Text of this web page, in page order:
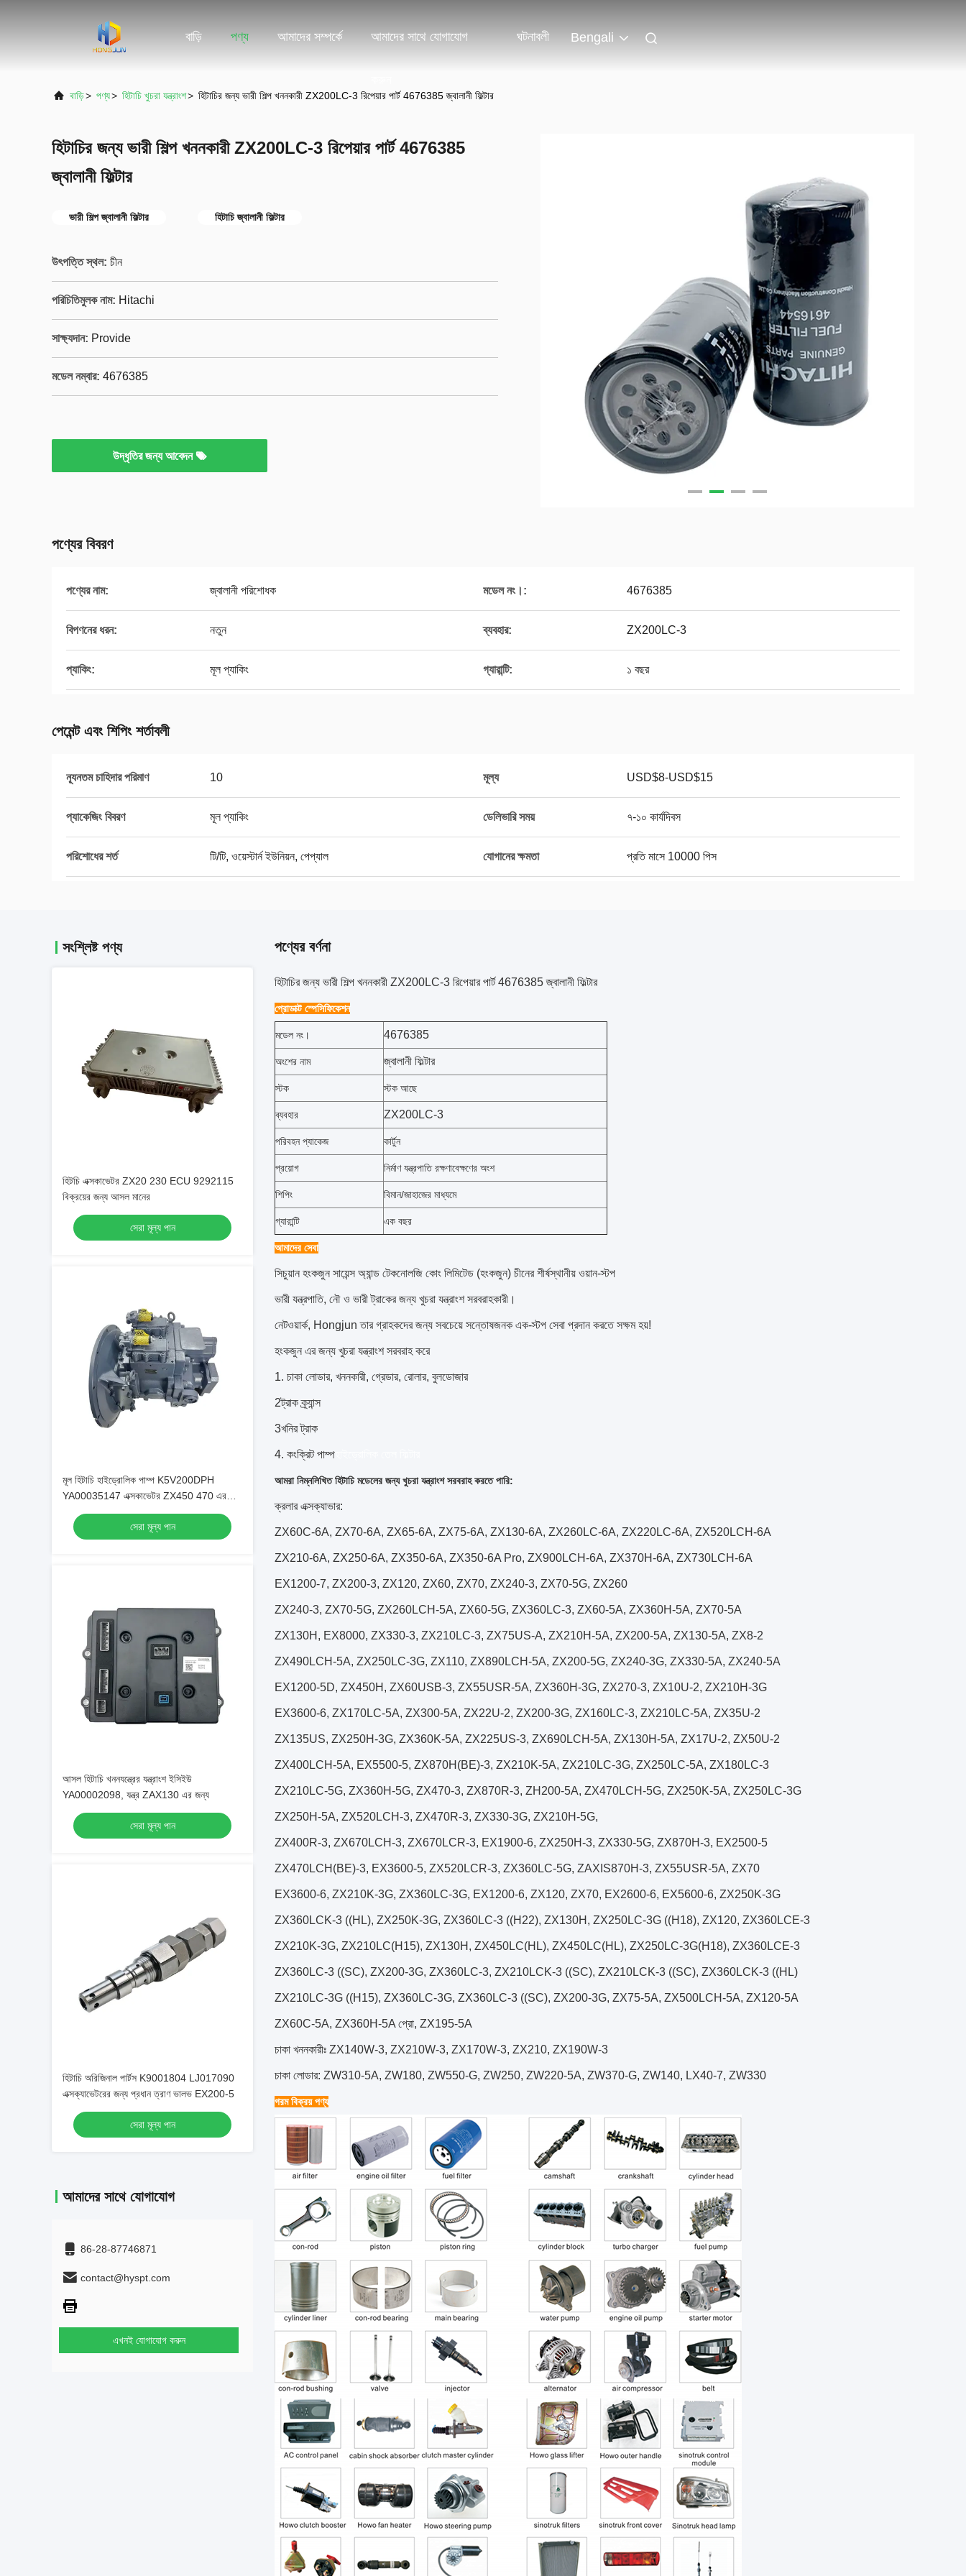
বাড়ি পণ্য আমাদের সম্পর্কে আমাদের সাথে যোগাযোগ ঘটনাবলী Bengali
বাড়ি> পণ্য> হিটাচি খুচরা যন্ত্রাংশ> হিটাচির জন্য ভারী শিল্প খননকারী ZX200LC-3 রিপেয়ার পার্ট 4676385 জ্বালানী ফিল্টার
হিটাচির জন্য ভারী শিল্প খননকারী ZX200LC-3 রিপেয়ার পার্ট 4676385
জ্বালানী ফিল্টার
ভারী শিল্প জ্বালানী ফিল্টার হিটাচি জ্বালানী ফিল্টার
উৎপত্তি স্থল: চীন
পরিচিতিমুলক নাম: Hitachi
সাক্ষ্যদান: Provide
মডেল নম্বার: 4676385
উদ্ধৃতির জন্য আবেদন
পণ্যের বিবরণ
পণ্যের নাম: জ্বালানী পরিশোধক মডেল নং।: 4676385
বিপণনের ধরন: নতুন ব্যবহার: ZX200LC-3
প্যাকিং: মূল প্যাকিং গ্যারান্টি: ১ বছর
পেমেন্ট এবং শিপিং শর্তাবলী
ন্যূনতম চাহিদার পরিমাণ 10 মূল্য USD$8-USD$15
প্যাকেজিং বিবরণ মূল প্যাকিং ডেলিভারি সময় ৭-১০ কার্যদিবস
পরিশোধের শর্ত টি/টি, ওয়েস্টার্ন ইউনিয়ন, পেপ্যাল যোগানের ক্ষমতা প্রতি মাসে 10000 পিস
সংশ্লিষ্ট পণ্য
হিটচি এক্সকাভেটর ZX20 230 ECU 9292115
বিক্রয়ের জন্য আসল মানের
সেরা মূল্য পান
মূল হিটাচি হাইড্রোলিক পাম্প K5V200DPH
YA00035147 এক্সকাভেটর ZX450 470 এর
সেরা মূল্য পান
আসল হিটাচি খননযন্ত্রের যন্ত্রাংশ ইসিইউ
YA00002098, যন্ত্র ZAX130 এর জন্য
সেরা মূল্য পান
হিটাচি অরিজিনাল পার্টস K9001804 LJ017090
এক্সক্যাভেটরের জন্য প্রধান ত্রাণ ভালভ EX200-5
সেরা মূল্য পান
আমাদের সাথে যোগাযোগ
86-28-87746871
contact@hyspt.com
এখনই যোগাযোগ করুন
পণ্যের বর্ণনা
হিটাচির জন্য ভারী শিল্প খননকারী ZX200LC-3 রিপেয়ার পার্ট 4676385 জ্বালানী ফিল্টার
প্রোডাক্ট স্পেসিফিকেশন
মডেল নং। 4676385
অংশের নাম জ্বালানী ফিল্টার
স্টক স্টক আছে
ব্যবহার ZX200LC-3
পরিবহন প্যাকেজ কার্টুন
প্রয়োগ নির্মাণ যন্ত্রপাতি রক্ষণাবেক্ষণের অংশ
শিপিং বিমান/জাহাজের মাধ্যমে
গ্যারান্টি এক বছর
আমাদের সেবা
সিচুয়ান হংকজুন সায়েন্স অ্যান্ড টেকনোলজি কোং লিমিটেড (হংকজুন) চীনের শীর্ষস্থানীয় ওয়ান-স্টপ
ভারী যন্ত্রপাতি, নৌ ও ভারী ট্রাকের জন্য খুচরা যন্ত্রাংশ সরবরাহকারী।
নেটওয়ার্ক, Hongjun তার গ্রাহকদের জন্য সবচেয়ে সন্তোষজনক এক-স্টপ সেবা প্রদান করতে সক্ষম হয়!
হংকজুন এর জন্য খুচরা যন্ত্রাংশ সরবরাহ করে
1. চাকা লোডার, খননকারী, গ্রেডার, রোলার, বুলডোজার
2ট্রাক ক্র্যান্স
3খনির ট্রাক
4. কংক্রিট পাম্প
আমরা নিম্নলিখিত হিটাচি মডেলের জন্য খুচরা যন্ত্রাংশ সরবরাহ করতে পারি:
ক্রলার এক্সক্যাভার:
ZX60C-6A, ZX70-6A, ZX65-6A, ZX75-6A, ZX130-6A, ZX260LC-6A, ZX220LC-6A, ZX520LCH-6A
ZX210-6A, ZX250-6A, ZX350-6A, ZX350-6A Pro, ZX900LCH-6A, ZX370H-6A, ZX730LCH-6A
EX1200-7, ZX200-3, ZX120, ZX60, ZX70, ZX240-3, ZX70-5G, ZX260
ZX240-3, ZX70-5G, ZX260LCH-5A, ZX60-5G, ZX360LC-3, ZX60-5A, ZX360H-5A, ZX70-5A
ZX130H, EX8000, ZX330-3, ZX210LC-3, ZX75US-A, ZX210H-5A, ZX200-5A, ZX130-5A, ZX8-2
ZX490LCH-5A, ZX250LC-3G, ZX110, ZX890LCH-5A, ZX200-5G, ZX240-3G, ZX330-5A, ZX240-5A
EX1200-5D, ZX450H, ZX60USB-3, ZX55USR-5A, ZX360H-3G, ZX270-3, ZX10U-2, ZX210H-3G
EX3600-6, ZX170LC-5A, ZX300-5A, ZX22U-2, ZX200-3G, ZX160LC-3, ZX210LC-5A, ZX35U-2
ZX135US, ZX250H-3G, ZX360K-5A, ZX225US-3, ZX690LCH-5A, ZX130H-5A, ZX17U-2, ZX50U-2
ZX400LCH-5A, EX5500-5, ZX870H(BE)-3, ZX210K-5A, ZX210LC-3G, ZX250LC-5A, ZX180LC-3
ZX210LC-5G, ZX360H-5G, ZX470-3, ZX870R-3, ZH200-5A, ZX470LCH-5G, ZX250K-5A, ZX250LC-3G
ZX250H-5A, ZX520LCH-3, ZX470R-3, ZX330-3G, ZX210H-5G,
ZX400R-3, ZX670LCH-3, ZX670LCR-3, EX1900-6, ZX250H-3, ZX330-5G, ZX870H-3, EX2500-5
ZX470LCH(BE)-3, EX3600-5, ZX520LCR-3, ZX360LC-5G, ZAXIS870H-3, ZX55USR-5A, ZX70
EX3600-6, ZX210K-3G, ZX360LC-3G, EX1200-6, ZX120, ZX70, EX2600-6, EX5600-6, ZX250K-3G
ZX360LCK-3 ((HL), ZX250K-3G, ZX360LC-3 ((H22), ZX130H, ZX250LC-3G ((H18), ZX120, ZX360LCE-3
ZX210K-3G, ZX210LC(H15), ZX130H, ZX450LC(HL), ZX450LC(HL), ZX250LC-3G(H18), ZX360LCE-3
ZX360LC-3 ((SC), ZX200-3G, ZX360LC-3, ZX210LCK-3 ((SC), ZX210LCK-3 ((SC), ZX360LCK-3 ((HL)
ZX210LC-3G ((H15), ZX360LC-3G, ZX360LC-3 ((SC), ZX200-3G, ZX75-5A, ZX500LCH-5A, ZX120-5A
ZX60C-5A, ZX360H-5A প্রো, ZX195-5A
চাকা খননকারীঃ ZX140W-3, ZX210W-3, ZX170W-3, ZX210, ZX190W-3
চাকা লোডার: ZW310-5A, ZW180, ZW550-G, ZW250, ZW220-5A, ZW370-G, ZW140, LX40-7, ZW330
গরম বিক্রয় পণ্য